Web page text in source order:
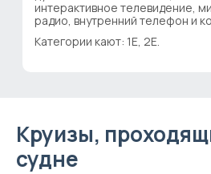
интерактивное телевидение,
радио, внутренний телефон и
Категории кают: 1E, 2E.
Круизы,
судне